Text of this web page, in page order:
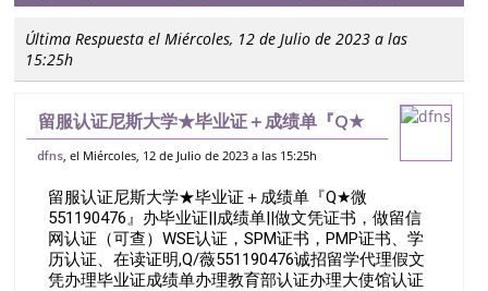
Última Respuesta el Miércoles, 12 de Julio de 2023 a las
15:25h
留服认证尼斯大学★毕业证＋成绩单『Q★
微551190476』办毕业证||成绩单||做文凭
SPM证书，PMP证书、学历认
dfns , el Miércoles, 12 de Julio de 2023 a las 15:25h
留服认证尼斯大学★毕业证＋成绩单『Q★微
551190476』办毕业证||成绩单||做文凭证书，做留信
网认证（可查）WSE认证，SPM证书，PMP证书、学
历认证、在读证明,Q/薇551190476诚招留学代理假文
凭办理毕业证成绩单办理教育部认证办理大使馆认证